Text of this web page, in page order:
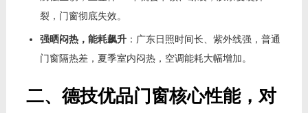
裂，门窗彻底失效。
强晒闷热，能耗飙升：广东日照时间长、紫外线强，普通
门窗隔热差，夏季室内闷热，空调能耗大幅增加。
二、德技优品门窗核心性能，对